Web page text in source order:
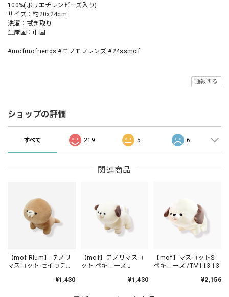
100%(ポリエチレンビーズ入り)
サイズ：約20x24cm
洗濯：拭き取り
生産国：中国
#mofmofriends #モフモフレンズ #24ssmof
通報する
ショップの評価
すべて 219 5 6
関連商品
【mof Rium】 テノリ
マスコット セイウチ
¥1,430
【mof】テノリマスコ
ット ペキニーズ
¥1,430
【mof】マスコットS
ペキニーズ /TM113-13
¥2,156